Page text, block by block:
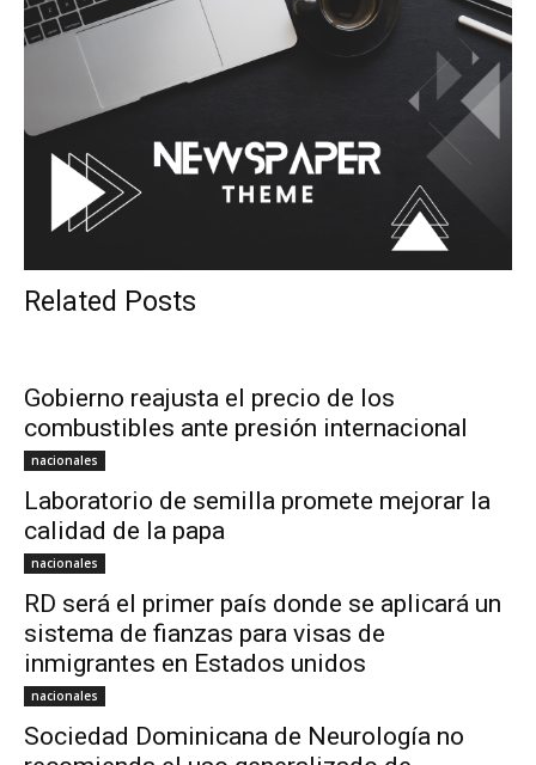
Related Posts
Gobierno reajusta el precio de los
combustibles ante presión internacional
nacionales
Laboratorio de semilla promete mejorar la
calidad de la papa
nacionales
RD será el primer país donde se aplicará un
sistema de fianzas para visas de
inmigrantes en Estados unidos
nacionales
Sociedad Dominicana de Neurología no